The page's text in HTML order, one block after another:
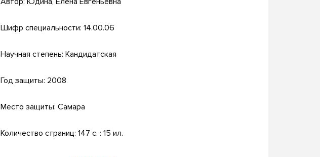
Шифр специальности: 14.00.06
Научная степень: Кандидатская
Год защиты: 2008
Место защиты: Самара
Количество страниц: 147 с. : 15 ил.